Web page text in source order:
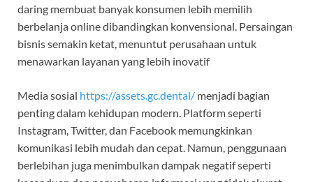
daring membuat banyak konsumen lebih memilih
berbelanja online dibandingkan konvensional. Persaingan
bisnis semakin ketat, menuntut perusahaan untuk
menawarkan layanan yang lebih inovatif
Media sosial https://assets.gc.dental/ menjadi bagian
penting dalam kehidupan modern. Platform seperti
Instagram, Twitter, dan Facebook memungkinkan
komunikasi lebih mudah dan cepat. Namun, penggunaan
berlebihan juga menimbulkan dampak negatif seperti